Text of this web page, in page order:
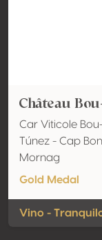
Château
Car Viticole
Túnez - Cap
Mornag
Gold Medal
Vino -